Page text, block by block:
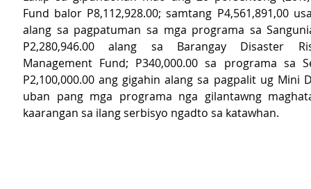
Fund balor P8,112,928.00; samtang P4,561,891,00
alang sa pagpatuman sa mga programa sa
P2,280,946.00 alang sa Barangay Disaster
Management Fund; P340,000.00 sa programa sa
P2,100,000.00 ang gigahin alang sa pagpalit ug Mini
uban pang mga programa nga gilantawng
kaarangan sa ilang serbisyo ngadto sa katawhan.